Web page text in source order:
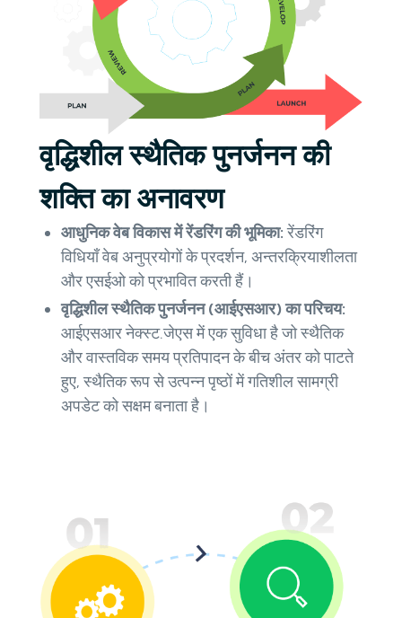
वृद्धिशील स्थैतिक पुनर्जनन की
शक्ति का अनावरण
आधुनिक वेब विकास में रेंडरिंग की भूमिका:रेंडरिंग
विधियाँ वेब अनुप्रयोगों के प्रदर्शन, अन्तरक्रियाशीलता
और एसईओ को प्रभावित करती हैं।
वृद्धिशील स्थैतिक पुनर्जनन (आईएसआर) का परिचय:
आईएसआर नेक्स्ट.जेएस में एक सुविधा है जो स्थैतिक
और वास्तविक समय प्रतिपादन के बीच अंतर को पाटते
हुए, स्थैतिक रूप से उत्पन्न पृष्ठों में गतिशील सामग्री
अपडेट को सक्षम बनाता है।